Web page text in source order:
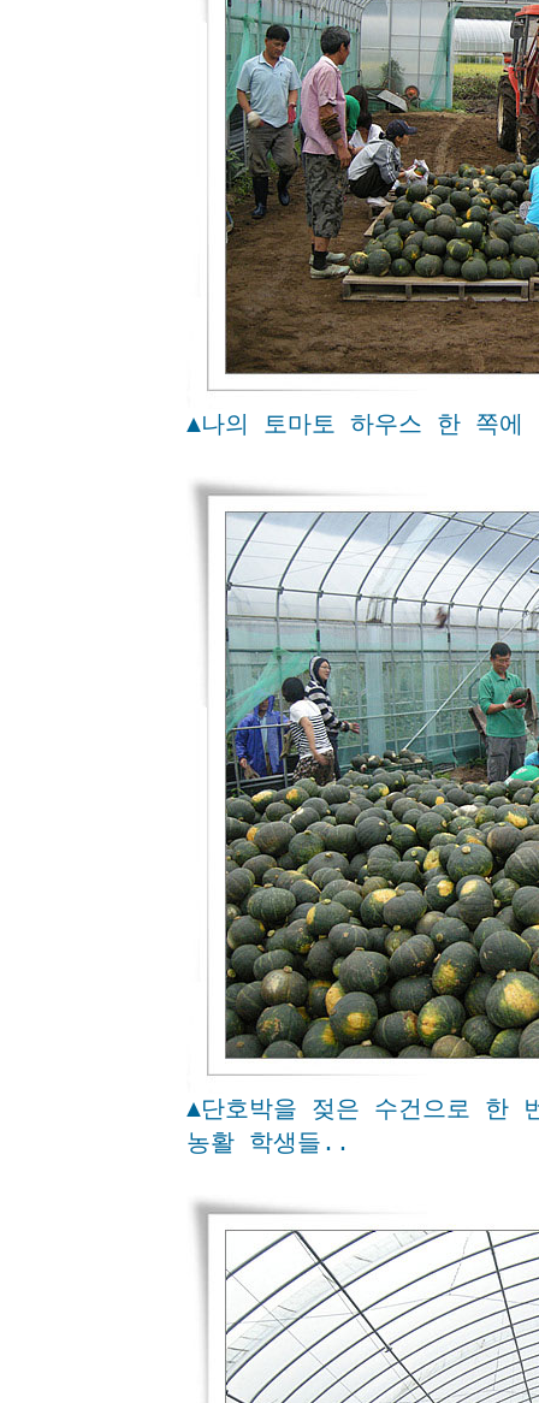
▲나의 토마토 하우스 한 쪽
▲단호박을 젖은 수건으로 한
농활 학생들..